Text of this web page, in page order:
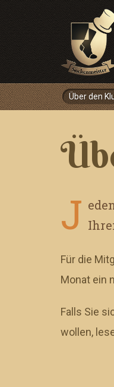
Über den
J
Für die
Monat ein
Falls Sie
wollen,